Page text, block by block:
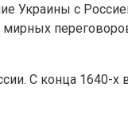
Украины с
мирных
С конца 1640-